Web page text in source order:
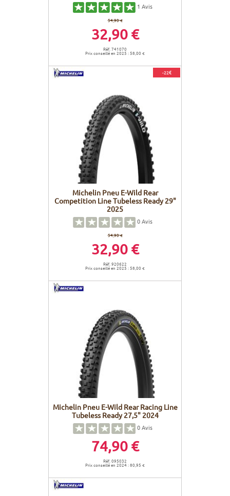
1 Avis
54,90 €
32,90 €
Réf. 741070
Prix conseillé en 2025 : 58,00 €
-22€
Michelin Pneu E-Wild Rear
Competition Line Tubeless Ready 29"
2025
0Avis
54,90 €
32,90 €
Réf. 920622
Prix conseillé en 2025 : 58,00 €
Michelin Pneu E-Wild Rear Racing Line
Tubeless Ready 27,5" 2024
0Avis
74,90 €
Réf. 095032
Prix conseillé en 2024 : 80,95 €